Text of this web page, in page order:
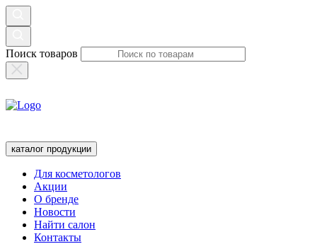
Поиск товаров
каталог продукции
Для косметологов
Акции
О бренде
Новости
Найти салон
Контакты